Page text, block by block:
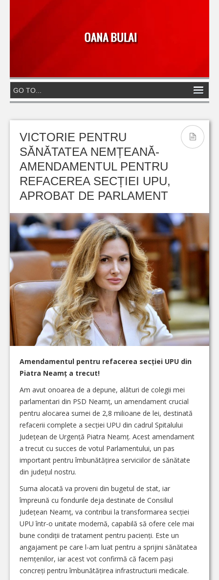
VICTORIE PENTRU
SĂNĂTATEA NEMȚEANĂ-
AMENDAMENTUL PENTRU
REFACEREA SECȚIEI UPU,
APROBAT DE PARLAMENT
Amendamentul pentru refacerea secției UPU din
Piatra Neamț a trecut!
Am avut onoarea de a depune, alături de colegii mei
parlamentari din PSD Neamț, un amendament crucial
pentru alocarea sumei de 2,8 milioane de lei, destinată
refacerii complete a secției UPU din cadrul Spitalului
Județean de Urgență Piatra Neamț. Acest amendament
a trecut cu succes de votul Parlamentului, un pas
important pentru îmbunătățirea serviciilor de sănătate
din județul nostru.
Suma alocată va proveni din bugetul de stat, iar
împreună cu fondurile deja destinate de Consiliul
Județean Neamț, va contribui la transformarea secției
UPU într-o unitate modernă, capabilă să ofere cele mai
bune condiții de tratament pentru pacienți. Este un
angajament pe care l-am luat pentru a sprijini sănătatea
nemțenilor, iar acest vot confirmă că facem pași
concreți pentru îmbunătățirea infrastructurii medicale.